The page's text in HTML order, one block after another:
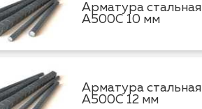
Арматура стальная
А500С 10 мм
Арматура стальная
А500С 12 мм